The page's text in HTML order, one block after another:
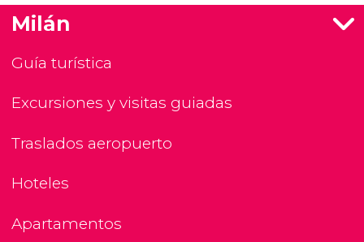
Milán
Guía turística
Excursiones y visitas guiadas
Traslados aeropuerto
Hoteles
Apartamentos